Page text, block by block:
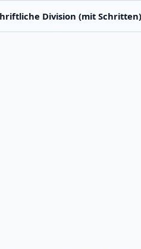
Division (mit Schritten)